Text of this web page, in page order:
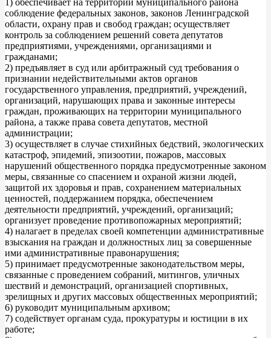
соблюдение федеральных законов, законов Ленинградской
области, охрану прав и свобод граждан; осуществляет
контроль за соблюдением решений совета депутатов
предприятиями, учреждениями, организациями и
гражданами;
2) предъявляет в суд или арбитражный суд требования о
признании недействительными актов органов
государственного управления, предприятий, учреждений,
организаций, нарушающих права и законные интересы
граждан, проживающих на территории муниципального
района, а также права совета депутатов, местной
администрации;
3) осуществляет в случае стихийных бедствий, экологических
катастроф, эпидемий, эпизоотии, пожаров, массовых
нарушений общественного порядка предусмотренные законом
меры, связанные со спасением и охраной жизни людей,
защитой их здоровья и прав, сохранением материальных
ценностей, поддержанием порядка, обеспечением
деятельности предприятий, учреждений, организаций;
организует проведение противопожарных мероприятий;
4) налагает в пределах своей компетенции административные
взыскания на граждан и должностных лиц за совершенные
ими административные правонарушения;
5) принимает предусмотренные законодательством меры,
связанные с проведением собраний, митингов, уличных
шествий и демонстраций, организацией спортивных,
зрелищных и других массовых общественных мероприятий;
6) руководит муниципальным архивом;
7) содействует органам суда, прокуратуры и юстиции в их
работе;